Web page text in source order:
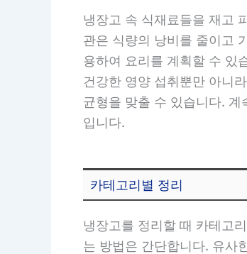
냉장고 속 식재료들을 재고
관은 식량의 낭비를 줄이고
용하여 요리를 계획할 수 있
건강한 영양 섭취뿐만 아니
균형을 맞출 수 있습니다.
입니다.
카테고리별 정리
냉장고를 정리할 때 카테고
는 방법은 간단합니다. 유사